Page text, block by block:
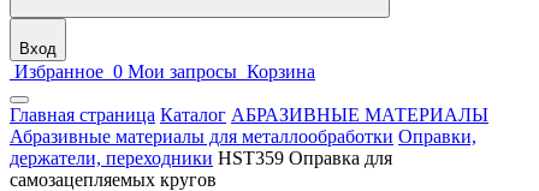
Вход
Избранное 0 Мои запросы Корзина
Главная страница Каталог АБРАЗИВНЫЕ МАТЕРИАЛЫ
Абразивные материалы для металлообработки Оправки,
держатели, переходники HST359 Оправка для
самозацепляемых кругов